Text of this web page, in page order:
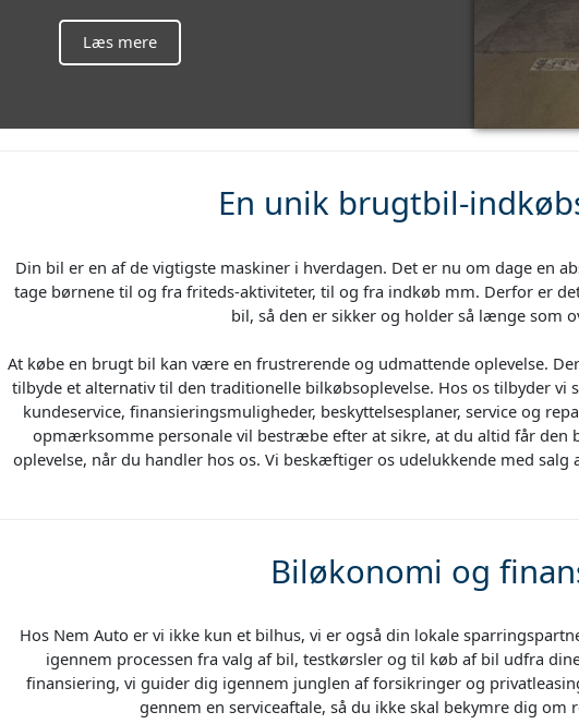
Læs mere
En unik brugtbil-
Din bil er en af de vigtigste maskiner i hverdagen. Det er nu om dage en
tage børnene til og fra friteds-aktiviteter, til og fra indkøb mm. Derfor er
bil, så den er sikker og holder så længe som
At købe en brugt bil kan være en frustrerende og udmattende oplevelse.
tilbyde et alternativ til den traditionelle bilkøbsoplevelse. Hos os tilbyder vi
kundeservice, finansieringsmuligheder, beskyttelsesplaner, service og
opmærksomme personale vil bestræbe efter at sikre, at du altid får den
oplevelse, når du handler hos os. Vi beskæftiger os udelukkende med
Biløkonomi og
Hos Nem Auto er vi ikke kun et bilhus, vi er også din lokale
igennem processen fra valg af bil, testkørsler og til køb af bil udfra
finansiering, vi guider dig igennem junglen af forsikringer og
gennem en serviceaftale, så du ikke skal bekymre dig om